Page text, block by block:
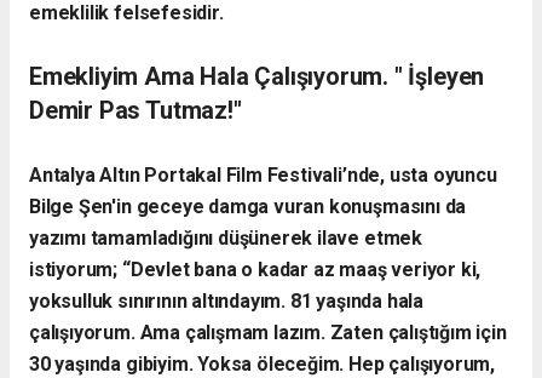
emeklilik felsefesidir.
Emekliyim Ama Hala Çalışıyorum. " İşleyen
Demir Pas Tutmaz!"
Antalya Altın Portakal Film Festivali’nde, usta oyuncu
Bilge Şen'in geceye damga vuran konuşmasını da
yazımı tamamladığını düşünerek ilave etmek
istiyorum; “Devlet bana o kadar az maaş veriyor ki,
yoksulluk sınırının altındayım. 81 yaşında hala
çalışıyorum. Ama çalışmam lazım. Zaten çalıştığım için
30 yaşında gibiyim. Yoksa öleceğim. Hep çalışıyorum,